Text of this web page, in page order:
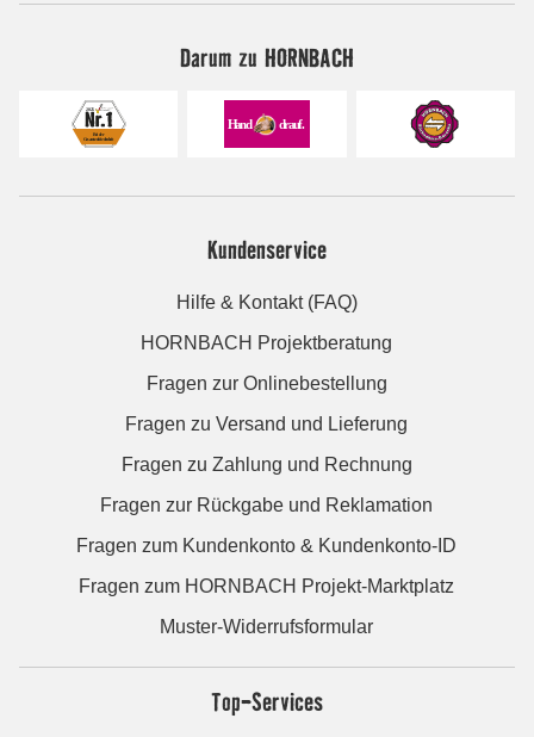
Darum zu HORNBACH
Kundenservice
Hilfe & Kontakt (FAQ)
HORNBACH Projektberatung
Fragen zur Onlinebestellung
Fragen zu Versand und Lieferung
Fragen zu Zahlung und Rechnung
Fragen zur Rückgabe und Reklamation
Fragen zum Kundenkonto & Kundenkonto-ID
Fragen zum HORNBACH Projekt-Marktplatz
Muster-Widerrufsformular
Top-Services